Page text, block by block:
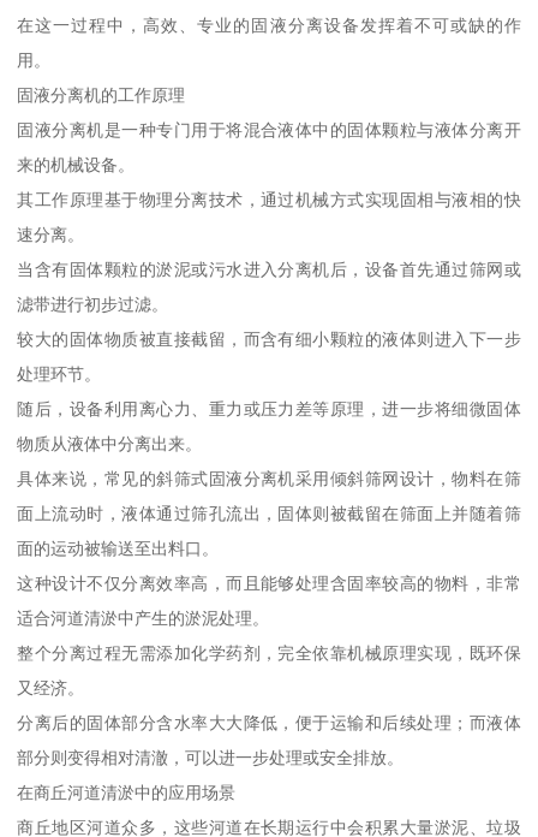
在这一过程中，高效、专业的固液分离设备发挥着不可或缺的作
用。
固液分离机的工作原理
固液分离机是一种专门用于将混合液体中的固体颗粒与液体分离开
来的机械设备。
其工作原理基于物理分离技术，通过机械方式实现固相与液相的快
速分离。
当含有固体颗粒的淤泥或污水进入分离机后，设备首先通过筛网或
滤带进行初步过滤。
较大的固体物质被直接截留，而含有细小颗粒的液体则进入下一步
处理环节。
随后，设备利用离心力、重力或压力差等原理，进一步将细微固体
物质从液体中分离出来。
具体来说，常见的斜筛式固液分离机采用倾斜筛网设计，物料在筛
面上流动时，液体通过筛孔流出，固体则被截留在筛面上并随着筛
面的运动被输送至出料口。
这种设计不仅分离效率高，而且能够处理含固率较高的物料，非常
适合河道清淤中产生的淤泥处理。
整个分离过程无需添加化学药剂，完全依靠机械原理实现，既环保
又经济。
分离后的固体部分含水率大大降低，便于运输和后续处理；而液体
部分则变得相对清澈，可以进一步处理或安全排放。
在商丘河道清淤中的应用场景
商丘地区河道众多，这些河道在长期运行中会积累大量淤泥、垃圾